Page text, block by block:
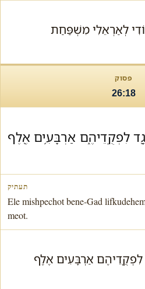
לְאַרְאֵלִי מִשְׁפַּחַת
26:18
לִפְקֻֽדֵיהֶ֑ם אַרְבָּעִ֥ים אֶ֖לֶף
Ele mishpechot bene-Gad
meot.
אַרְבָּעִים אֶלֶף